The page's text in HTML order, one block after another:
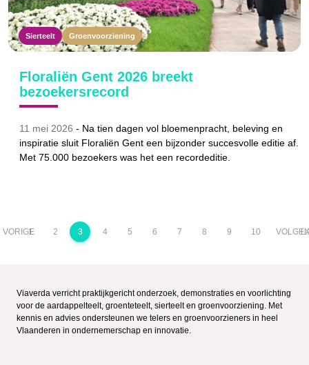
Sierteelt Groenvoorziening
Floraliën Gent 2026 breekt
bezoekersrecord
11 mei 2026 - Na tien dagen vol bloemenpracht, beleving en
inspiratie sluit Floraliën Gent een bijzonder succesvolle editie af.
Met 75.000 bezoekers was het een recordeditie.
VORIGE
1 2 3 4 5 6 7 8 9 10
Viaverda verricht praktijkgericht onderzoek, demonstraties en voorlichting
voor de aardappelteelt, groenteteelt, sierteelt en groenvoorziening. Met
kennis en advies ondersteunen we telers en groenvoorzieners in heel
Vlaanderen in ondernemerschap en innovatie.